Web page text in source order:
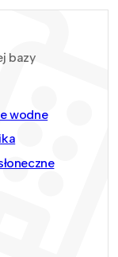
bazy
wodne